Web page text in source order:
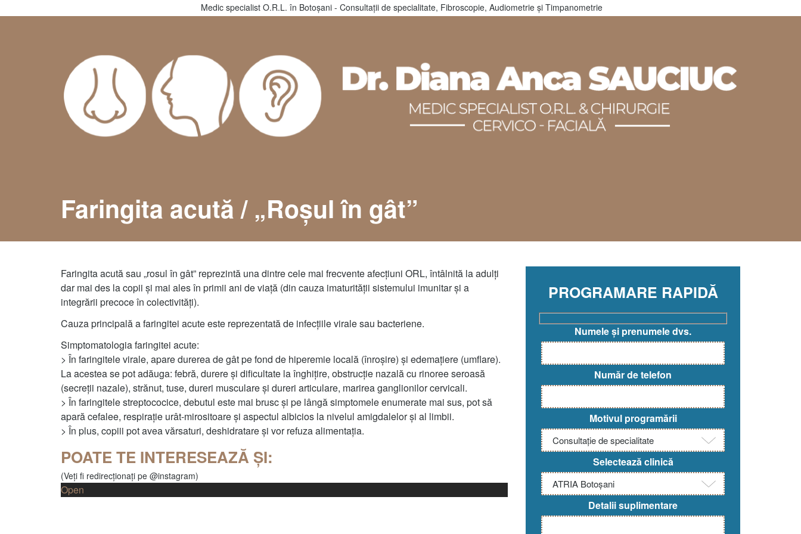
Medic specialist O.R.L. în Botoșani - Consultații de specialitate, Fibroscopie, Audiometrie și Timpanometrie
Faringita acută / „Roșul în gât”
Faringita acută sau „rosul în gât” reprezintă una dintre cele mai frecvente afecțiuni ORL, întâlnită la adulți
dar mai des la copii și mai ales în primii ani de viață (din cauza imaturității sistemului imunitar și a
integrării precoce în colectivități).
Cauza principală a faringitei acute este reprezentată de infecțiile virale sau bacteriene.
Simptomatologia faringitei acute:
> În faringitele virale, apare durerea de gât pe fond de hiperemie locală (înroșire) și edemațiere (umflare).
La acestea se pot adăuga: febră, durere și dificultate la înghițire, obstrucție nazală cu rinoree seroasă
(secreții nazale), strănut, tuse, dureri musculare și dureri articulare, marirea ganglionilor cervicali.
> În faringitele streptococice, debutul este mai brusc și pe lângă simptomele enumerate mai sus, pot să
apară cefalee, respiraţie urât-mirositoare și aspectul albicios la nivelul amigdalelor și al limbii.
> În plus, copiii pot avea vărsaturi, deshidratare și vor refuza alimentația.
POATE TE INTERESEAZĂ ȘI:
(Veți fi redirecționați pe @instagram)
Open
PROGRAMARE RAPIDĂ
Numele și prenumele dvs.
Număr de telefon
Motivul programării
Selectează clinică
Detalii suplimentare